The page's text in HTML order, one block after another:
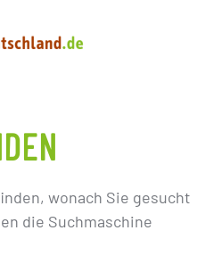
wonach Sie gesucht
die Suchmaschine